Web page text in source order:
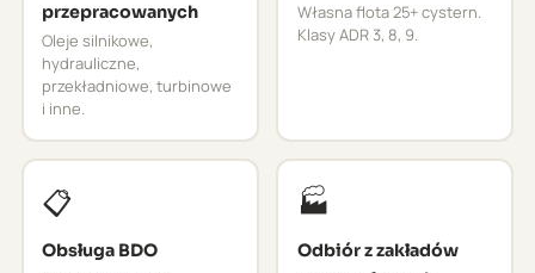
przepracowanych
Oleje silnikowe,
hydrauliczne,
przekładniowe, turbinowe
i inne.
Własna flota 25+ cystern.
Klasy ADR 3, 8, 9.
📋
Obsługa BDO
🏭
Odbiór z zakładów